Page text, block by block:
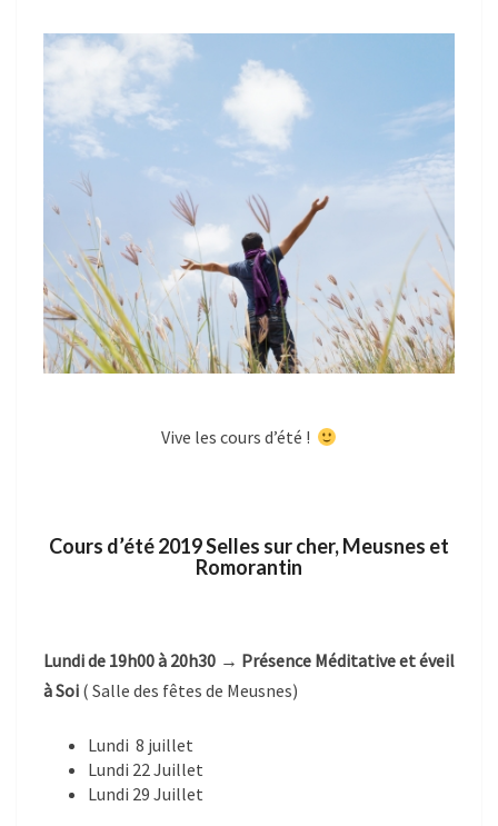
Vive les cours d’été !
Cours d’été 2019 Selles sur cher, Meusnes et
Romorantin
Lundi de 19h00 à 20h30 → Présence Méditative et éveil
à Soi ( Salle des fêtes de Meusnes)
Lundi 8 juillet
Lundi 22 Juillet
Lundi 29 Juillet